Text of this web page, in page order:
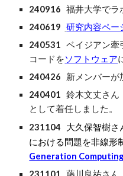
240916 福井大学でラ
240619 研究内容ペー
240531 ベイジアン牽
コードをソフトウェア
240426 新メンバーが
240401 鈴木文丈さん
として着任しました。
231104
大久保智樹さ
における問題 を非線形
Generation Computing
231101 藤川良祐さん